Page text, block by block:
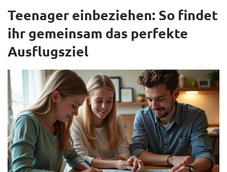
Teenager einbeziehen: So findet
ihr gemeinsam das perfekte
Ausflugsziel